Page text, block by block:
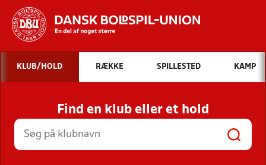
Hvad vil du søge efter?
INDHOLD OG NYHEDER
STILLINGER, RESULTATER, KLUBBER OG
HOLD
KLUB/HOLD RÆKKE SPILLESTED KAMP
Find en klub eller et hold